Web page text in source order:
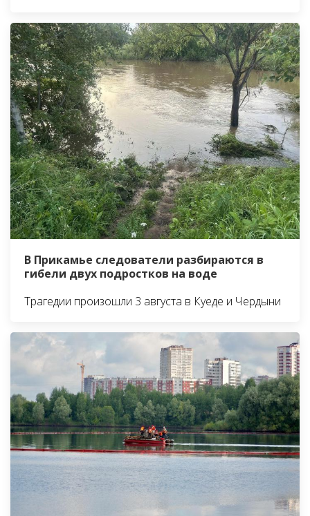
В Прикамье следователи разбираются в
гибели двух подростков на воде
Трагедии произошли 3 августа в Куеде и Чердыни